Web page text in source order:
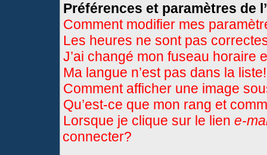
Préférences et paramètres de
Comment modifier mes
Les heures ne sont pas
J’ai changé mon fuseau horaire
Ma langue n’est pas dans la liste!
Comment afficher une image
Qu’est-ce que mon rang et
Lorsque je clique sur le lien e-
connecter?